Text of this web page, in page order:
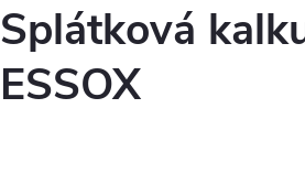
Splátková
ESSOX